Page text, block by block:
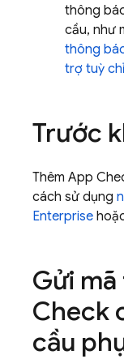
thông
cầu, như
thông
trợ tuỳ
Trước
Thêm App
cách sử dụng
Enterprise
Gửi
Check
cầu